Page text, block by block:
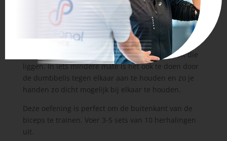
Weer een variatie op de gewone dumbbell curls.
Deze oefening wordt echter gedaan terwijl je je
handen dicht bij elkaar houdt. Om eerlijk te zijn kun
je deze oefening het beste doen met een barbell, of
nog beter; een EZ bar, maar niet iedereen heeft die
liggen. In iets mindere mate is het ook te doen door
de dumbbells tegen elkaar aan te houden en zo je
handen zo dicht mogelijk bij elkaar te houden.
Deze oefening is perfect om de buitenkant van de
biceps te trainen. Voer 3-5 sets van 10 herhalingen
uit.